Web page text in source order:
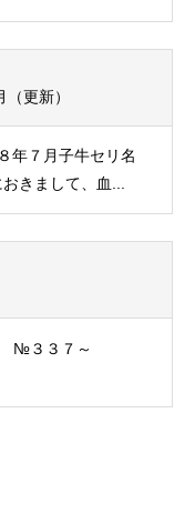
更新）
年７月子牛セリ名
きまして、血...
№３３７～